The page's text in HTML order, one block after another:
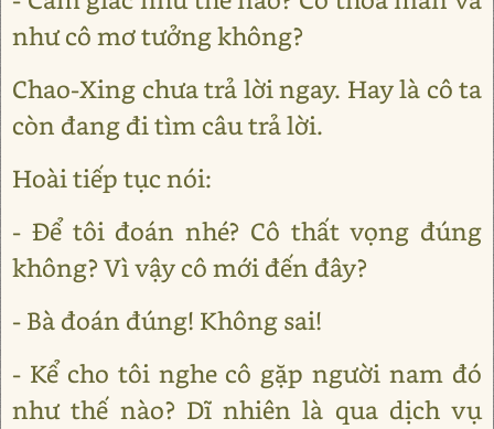
như cô mơ tưởng không?
Chao-Xing chưa trả lời ngay. Hay là cô ta
còn đang đi tìm câu trả lời.
Hoài tiếp tục nói:
- Để tôi đoán nhé? Cô thất vọng đúng
không? Vì vậy cô mới đến đây?
- Bà đoán đúng! Không sai!
- Kể cho tôi nghe cô gặp người nam đó
như thế nào? Dĩ nhiên là qua dịch vụ